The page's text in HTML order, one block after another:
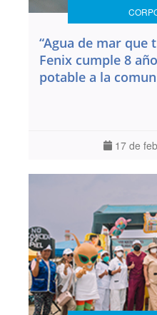
“Agua de mar que
Fenix cumple 8
potable a la
17 de